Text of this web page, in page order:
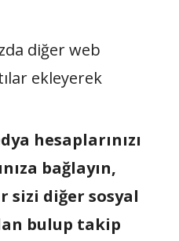
diğer web
ekleyerek
hesaplarınızı
bağlayın,
sizi diğer sosyal
bulup takip